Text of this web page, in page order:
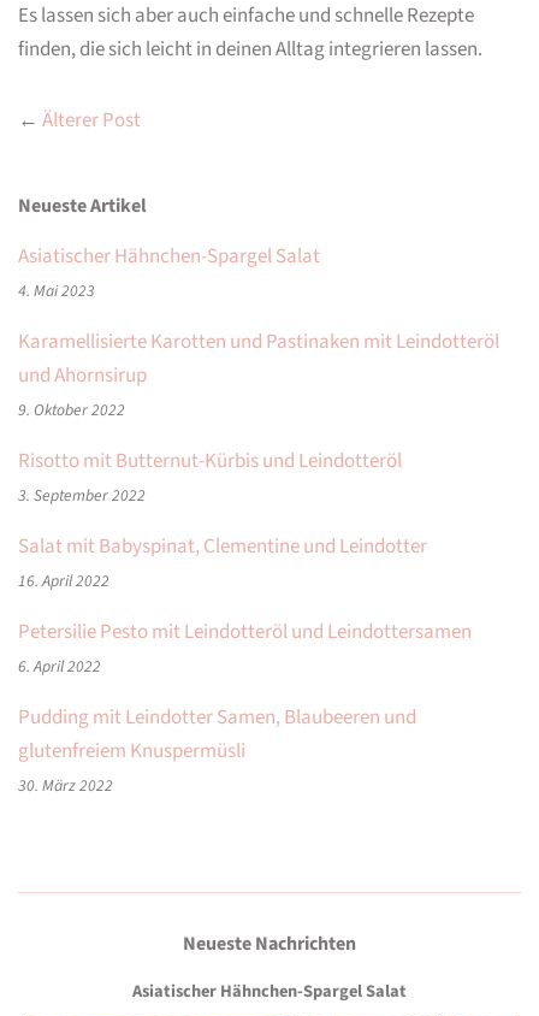
Es lassen sich aber auch einfache und schnelle Rezepte
finden, die sich leicht in deinen Alltag integrieren lassen.
← Älterer Post
Neueste Artikel
Asiatischer Hähnchen-Spargel Salat
4. Mai 2023
Karamellisierte Karotten und Pastinaken mit Leindotteröl
und Ahornsirup
9. Oktober 2022
Risotto mit Butternut-Kürbis und Leindotteröl
3. September 2022
Salat mit Babyspinat, Clementine und Leindotter
16. April 2022
Petersilie Pesto mit Leindotteröl und Leindottersamen
6. April 2022
Pudding mit Leindotter Samen, Blaubeeren und
glutenfreiem Knuspermüsli
30. März 2022
Neueste Nachrichten
Asiatischer Hähnchen-Spargel Salat